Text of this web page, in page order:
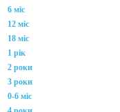
6 міс
12 міс
18 міс
1 рік
2 роки
3 роки
0-6 міс